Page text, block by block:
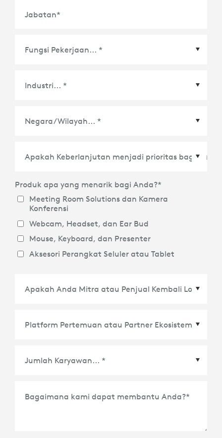
Jabatan*
Produk apa yang menarik bagi Anda?*
Meeting Room Solutions dan Kamera
Konferensi
Webcam, Headset, dan Ear Bud
Mouse, Keyboard, dan Presenter
Aksesori Perangkat Seluler atau Tablet
Bagaimana kami dapat membantu Anda?*